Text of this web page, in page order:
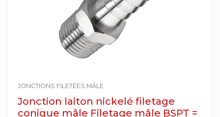
JONCTIONS FILETÉES MÂLE
Jonction laiton nickelé filetage
conique mâle Filetage mâle BSPT =